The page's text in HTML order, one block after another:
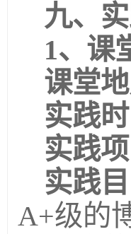
九、
1、课
课堂
实践
实践
实践
A+级的